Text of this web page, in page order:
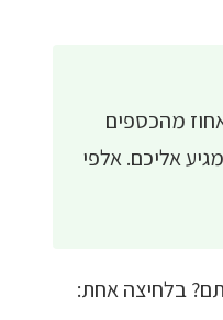
מהכספים
אליכם. אלפי
בלחיצה אחת: